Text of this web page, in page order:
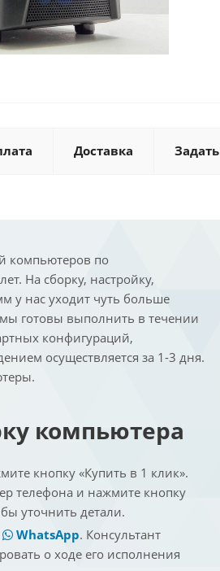
Доставка
компьютеров по
На сборку, настройку,
у нас уходит чуть больше
готовы выполнить в течении
конфигураций,
осуществляется за 1-3 дня.
компьютера
кнопку «Купить в 1 клик».
телефона и нажмите кнопку
уточнить детали.
WhatsApp. Консультант
о ходе его исполнения